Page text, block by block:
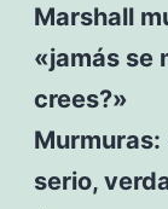
Marshall
«jamás se
crees?»
serio,